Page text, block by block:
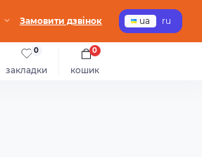
Замовити дзвінок ua ru
закладки
0
кошик
0